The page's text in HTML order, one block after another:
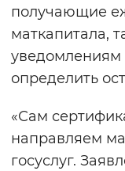
получающие
маткапитала,
уведомлениям
определить
«Сам
направляем
госуслуг.